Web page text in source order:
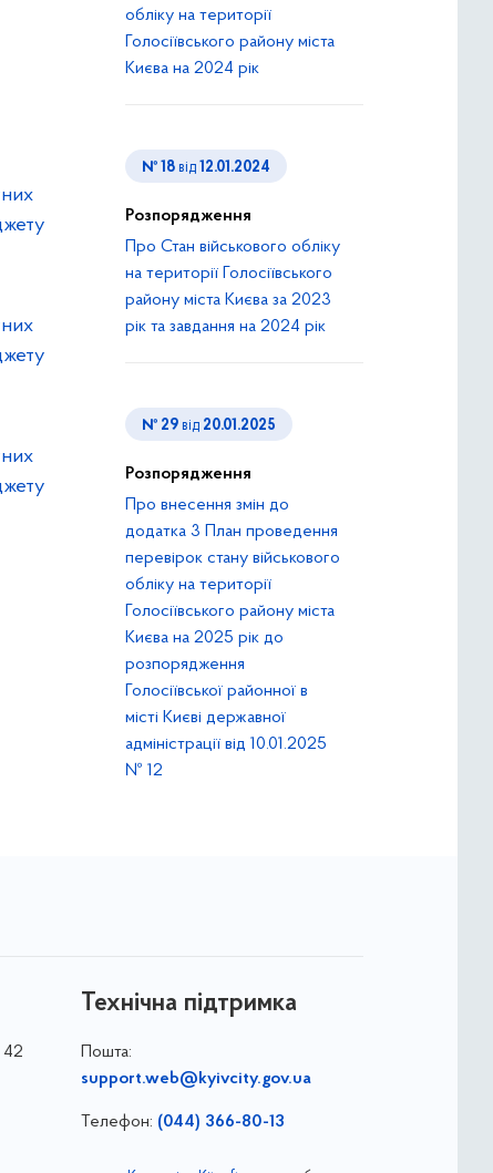
обліку на території
Голосіївського району міста
Києва на 2024 рік
№ 18 від 12.01.2024
Розпорядження
Про Стан військового обліку
на території Голосіївського
району міста Києва за 2023
рік та завдання на 2024 рік
№ 29 від 20.01.2025
Розпорядження
Про внесення змін до
додатка 3 План проведення
перевірок стану військового
обліку на території
Голосіївського району міста
Києва на 2025 рік до
розпорядження
Голосіївської районної в
місті Києві державної
адміністрації від 10.01.2025
№ 12
42
Технічна підтримка
Пошта:
support.web@kyivcity.gov.ua
Телефон: (044) 366-80-13